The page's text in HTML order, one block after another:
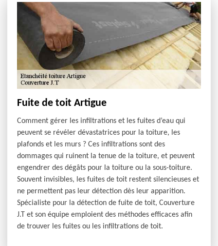
Fuite de toit Artigue
Comment gérer les infiltrations et les fuites d’eau qui
peuvent se révéler dévastatrices pour la toiture, les
plafonds et les murs ? Ces infiltrations sont des
dommages qui ruinent la tenue de la toiture, et peuvent
engendrer des dégâts pour la toiture ou la sous-toiture.
Souvent invisibles, les fuites de toit restent silencieuses et
ne permettent pas leur détection dès leur apparition.
Spécialiste pour la détection de fuite de toit, Couverture
J.T et son équipe emploient des méthodes efficaces afin
de trouver les fuites ou les infiltrations de toit.